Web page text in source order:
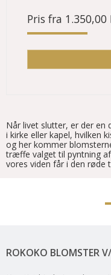
Pris fra 1.350,00
Når livet slutter, er der en
i kirke eller kapel, hvilken
og her kommer
træffe valget til pyntning
vores viden får i den røde
ROKOKO BLOMSTER